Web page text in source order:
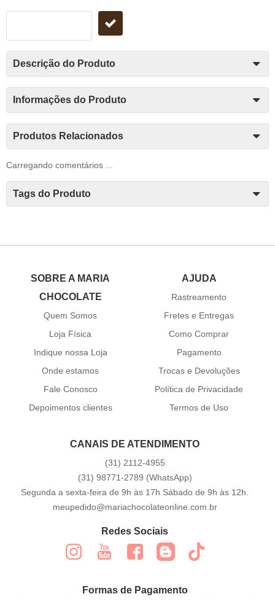
Descrição do Produto
Informações do Produto
Produtos Relacionados
Carregando comentários ...
Tags do Produto
SOBRE A MARIA
CHOCOLATE
Quem Somos
Loja Física
Indique nossa Loja
Onde estamos
Fale Conosco
Depoimentos clientes
AJUDA
Rastreamento
Fretes e Entregas
Como Comprar
Pagamento
Trocas e Devoluções
Política de Privacidade
Termos de Uso
CANAIS DE ATENDIMENTO
(31) 2112-4955
(31) 98771-2789 (WhatsApp)
Segunda a sexta-feira de 9h às 17h.Sábado de 9h às 12h.
meupedido@mariachocolateonline.com.br
Redes Sociais
Formas de Pagamento